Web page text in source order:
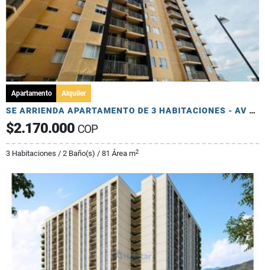
Apartamento Alquiler
SE ARRIENDA APARTAMENTO DE 3 HABITACIONES - AV 19 NORTE
$2.170.000 COP
3 Habitaciones / 2 Baño(s) / 81 Área m2